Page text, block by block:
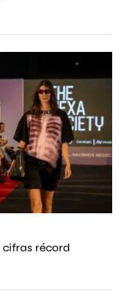
cifras récord